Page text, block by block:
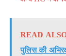
READ
पुलिस की